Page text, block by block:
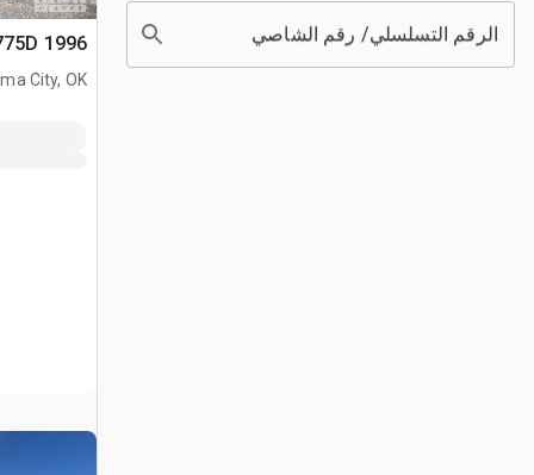
الرقم التسلسلي/ رقم الشاصي 1996 Cat 775D شاحنة صخور
City, OK